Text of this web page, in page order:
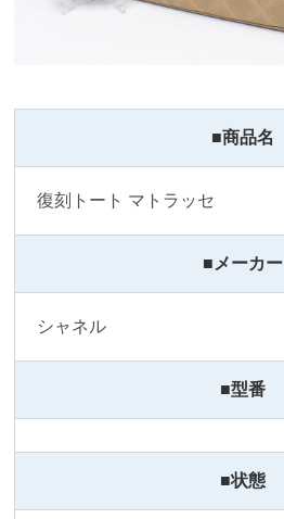
■商品名
復刻トート マトラッセ
■メーカー
シャネル
■型番
■状態